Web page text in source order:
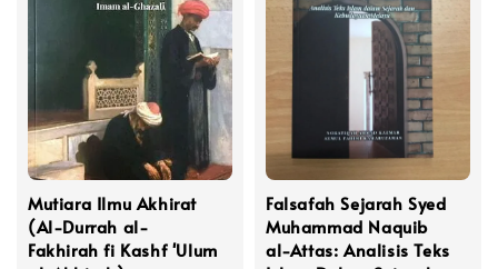
Mutiara Ilmu Akhirat
(Al-Durrah al-
Fakhirah fi Kashf 'Ulum
Falsafah Sejarah Syed
Muhammad Naquib
al-Attas: Analisis Teks